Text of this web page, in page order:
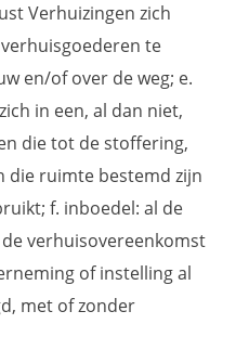
Verhuizingen zich
te
en/of over de weg; e.
in een, al dan niet,
die tot de stoffering,
die ruimte bestemd zijn
f. inboedel: al de
verhuisovereenkomst
of instelling al
met of zonder